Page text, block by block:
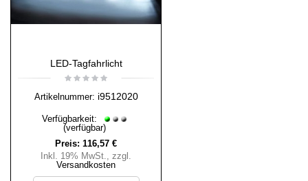
LED-Tagfahrlicht
Artikelnummer: i9512020
Verfügbarkeit:
(verfügbar)
Preis: 116,57 €
Inkl. 19% MwSt., zzgl.
Versandkosten